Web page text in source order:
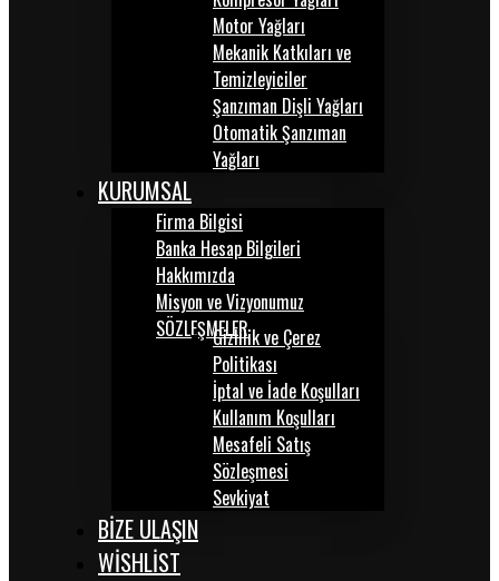
Motor Yağları
Mekanik Katkıları ve
Temizleyiciler
Şanzıman Dişli Yağları
Otomatik Şanzıman
Yağları
KURUMSAL
Firma Bilgisi
Banka Hesap Bilgileri
Hakkımızda
Misyon ve Vizyonumuz
SÖZLEŞMELERGizlilik ve Çerez
Politikası
İptal ve İade Koşulları
Kullanım Koşulları
Mesafeli Satış
Sözleşmesi
Sevkiyat
BİZE ULAŞIN
WISHLIST